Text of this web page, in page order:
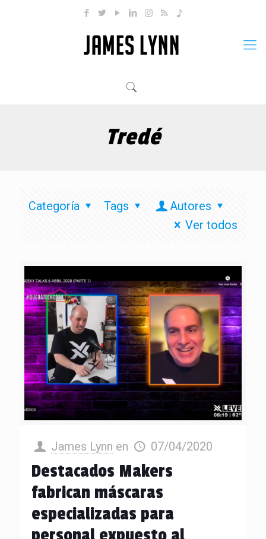
Tredé
Categoría Tags
Autores
Ver todos
James Lynn en 07/04/2020
Destacados Makers
fabrican máscaras
especializadas para